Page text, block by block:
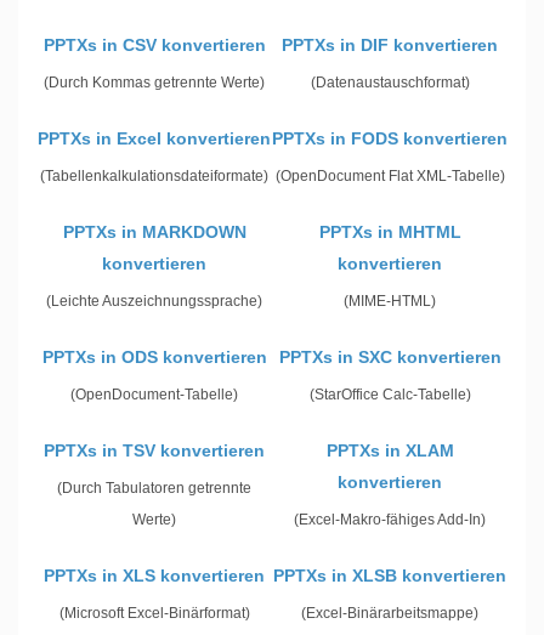
PPTXs in CSV konvertieren
(Durch Kommas getrennte Werte)
PPTXs in DIF konvertieren
(Datenaustauschformat)
PPTXs in Excel konvertieren
(Tabellenkalkulationsdateiformate)
PPTXs in FODS konvertieren
(OpenDocument Flat XML-Tabelle)
PPTXs in MARKDOWN
konvertieren
(Leichte Auszeichnungssprache)
PPTXs in MHTML
konvertieren
(MIME-HTML)
PPTXs in ODS konvertieren
(OpenDocument-Tabelle)
PPTXs in SXC konvertieren
(StarOffice Calc-Tabelle)
PPTXs in TSV konvertieren
(Durch Tabulatoren getrennte
Werte)
PPTXs in XLAM
konvertieren
(Excel-Makro-fähiges Add-In)
PPTXs in XLS konvertieren
(Microsoft Excel-Binärformat)
PPTXs in XLSB konvertieren
(Excel-Binärarbeitsmappe)